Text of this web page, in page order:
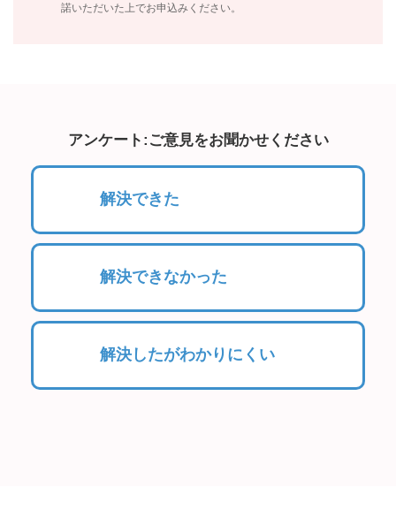
諾いただいた上でお申込みください。
アンケート:ご意見をお聞かせください
解決できた
解決できなかった
解決したがわかりにくい